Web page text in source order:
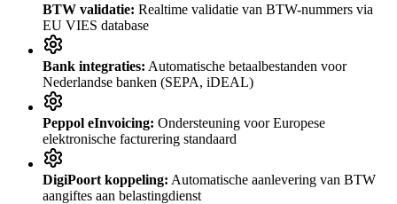
BTW validatie: Realtime validatie van BTW-nummers via
EU VIES database
Bank integraties: Automatische betaalbestanden voor
Nederlandse banken (SEPA, iDEAL)
Peppol eInvoicing: Ondersteuning voor Europese
elektronische facturering standaard
DigiPoort koppeling: Automatische aanlevering van BTW
aangiftes aan belastingdienst